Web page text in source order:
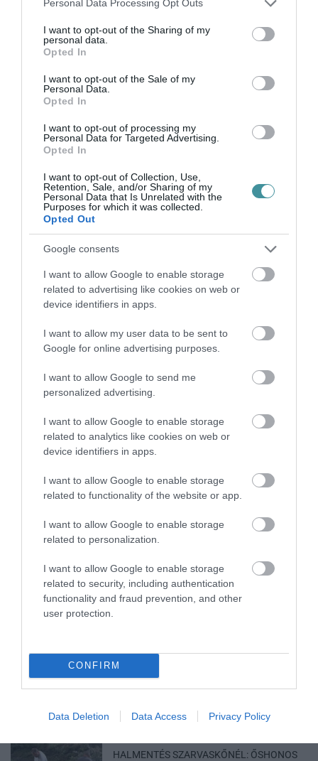
not limited to your visit or usage behaviour. You may click to
grant or deny consent to Google and its third-party tags to
use your data for below specified purposes in below Google
consent section.
Personal Data Processing Opt Outs
I want to opt-out of the Sharing of my
personal data.
Opted In
I want to opt-out of the Sale of my
Personal Data.
Opted In
I want to opt-out of processing my
Personal Data for Targeted Advertising.
Opted In
I want to opt-out of Collection, Use,
Retention, Sale, and/or Sharing of my
Personal Data that Is Unrelated with the
Purposes for which it was collected.
Opted Out
Google consents
I want to allow Google to enable storage
related to advertising like cookies on web or
device identifiers in apps.
I want to allow my user data to be sent to
Google for online advertising purposes.
I want to allow Google to send me
personalized advertising.
I want to allow Google to enable storage
related to analytics like cookies on web or
device identifiers in apps.
I want to allow Google to enable storage
related to functionality of the website or app.
I want to allow Google to enable storage
related to personalization.
I want to allow Google to enable storage
related to security, including authentication
functionality and fraud prevention, and other
user protection.
CONFIRM
Data Deletion Data Access Privacy Policy
bennünket az EGRI ÜGYEK Google Hírek oldalán!
VISSZA A FŐOLDALRA
Legfrissebb híreink
TELJESEN ÚJRAINDUL A P...
Mindenki ügye
TANULJ NÉMETÜL OTTHONRÓL: A
DIGITÁLIS TANULÁS ELŐNYEI
2026. augusztus 07|Promóció
LEÁLLÍTOTT SZOLGÁLTATÁSOK AZ EGRI...
2026. augusztus 07|Eger ügye
TÍZ ÉVE NEM VOLT ILYEN ALACSONY AZ
INFLÁCIÓ MAGYARORSZÁGON
ÖS FŐÚTON EGERBEN
2026. augusztus 07
HALMENTÉS SZARVASKŐNÉL: ŐSHONOS